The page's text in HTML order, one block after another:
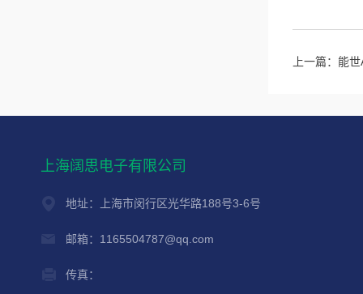
上一篇： 能
上海阔思电子有限公司
地址：上海市闵行区光华路188号3-6号
邮箱：1165504787@qq.com
传真：